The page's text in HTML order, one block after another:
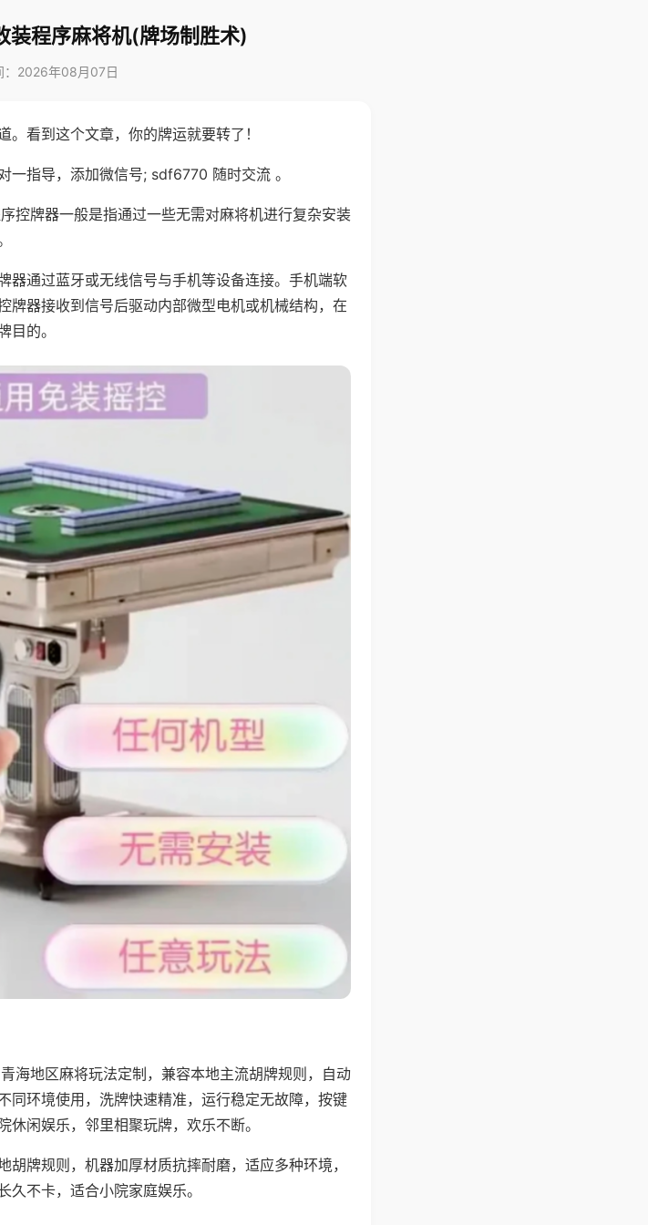
装程序麻将机(牌场制胜术)
：2026年08月07日
看到这个文章，你的牌运就要转了！
一指导，添加微信号; sdf6770 随时交流 。
控牌器一般是指通过一些无需对麻将机进行复杂安装
器通过蓝牙或无线信号与手机等设备连接。手机端软
牌器接收到信号后驱动内部微型电机或机械结构，在
目的。
海地区麻将玩法定制，兼容本地主流胡牌规则，自动
同环境使用，洗牌快速精准，运行稳定无故障，按键
闲娱乐，邻里相聚玩牌，欢乐不断。
牌规则，机器加厚材质抗摔耐磨，适应多种环境，
不卡，适合小院家庭娱乐。